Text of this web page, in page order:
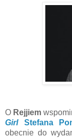
O Rejjiem
Girl
Stefana
obecnie do